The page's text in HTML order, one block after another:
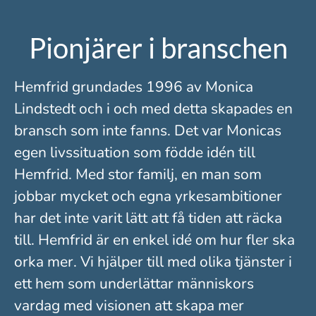
Pionjärer i branschen
Hemfrid grundades 1996 av Monica
Lindstedt och i och med detta skapades en
bransch som inte fanns. Det var Monicas
egen livssituation som födde idén till
Hemfrid. Med stor familj, en man som
jobbar mycket och egna yrkesambitioner
har det inte varit lätt att få tiden att räcka
till. Hemfrid är en enkel idé om hur fler ska
orka mer. Vi hjälper till med olika tjänster i
ett hem som underlättar människors
vardag med visionen att skapa mer